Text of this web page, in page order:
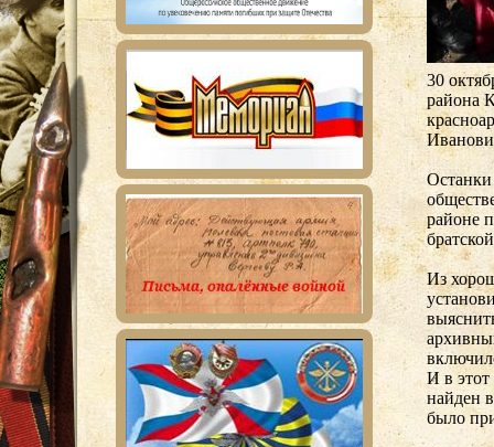
30
района
районе
Из
И в этот
найден
было